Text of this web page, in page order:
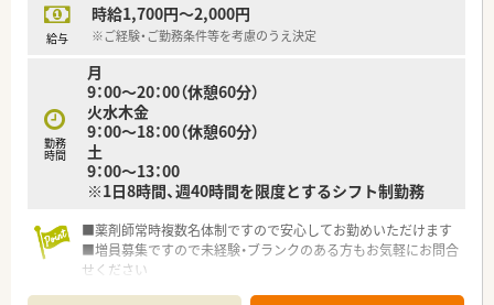
給与
時給1,700円～2,000円
※ご経験・ご勤務条件等を考慮のうえ決定
勤務
時間
月
9：00～20：00（休憩60分）
火水木金
9：00～18：00（休憩60分）
土
9：00～13：00
※1日8時間、週40時間を限度とするシフト制勤務
■薬剤師常時複数名体制ですので安心してお勤めいただけます
■増員募集ですので未経験・ブランクのある方もお気軽にお問合
せください